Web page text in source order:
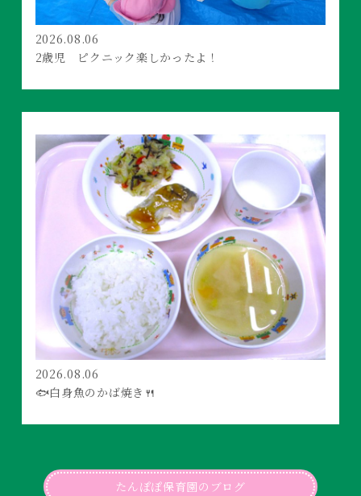
2026.08.06
2歳児 ピクニック楽しかったよ！
2026.08.06
🐟白身魚のかば焼き🍴
たんぽぽ保育園のブログ